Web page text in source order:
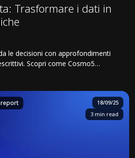
Trasformare i dati in
le decisioni con approfondimenti
Scopri come Cosmo5
settori.
18/09/25
3 min read